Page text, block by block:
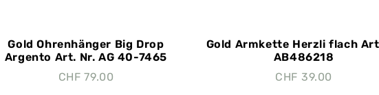
Gold Ohrenhänger Big Drop
Argento Art. Nr. AG 40-7465
CHF 79.00
Gold Armkette Herzli flach
AB486218
CHF 39.00